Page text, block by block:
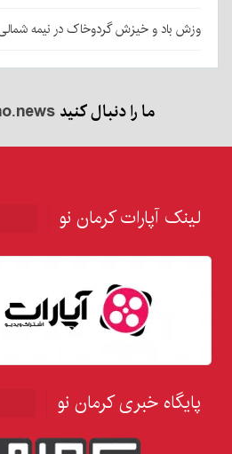
وزش باد و خیزش گردوخاک در نیمه
ما را دنبال کنید
لینک آپارات کرمان نو
پایگاه خبری کرمان نو